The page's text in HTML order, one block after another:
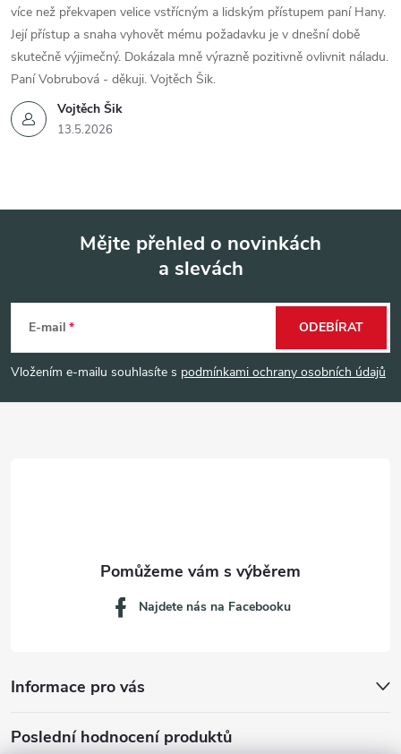
Vojtěch Šik
13.5.2026
více než překvapen velice vstřícným a lidským přístupem paní Hany.
Její přístup a snaha vyhovět mému požadavku je v dnešní době
skutečně výjimečný. Dokázala mně výrazně pozitivně ovlivnit náladu.
Paní Vobrubová - děkuji. Vojtěch Šik.
p
Mějte přehled o novinkách
a slevách
E-mail
Vložením e-mailu souhlasíte s podmínkami ochrany osobních údajů
ODEBÍRAT
Informace pro vás
Najdete nás na Facebooku
Poslední hodnocení produktů